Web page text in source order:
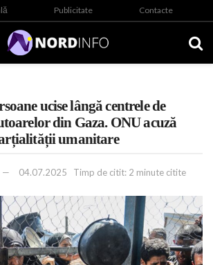
Publicitate Contacte
ucise lângă centrele de
din Gaza. ONU acuză
umanitare
04.07.2025 Timp de citit: 2 minute citite